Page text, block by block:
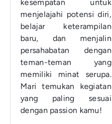
kesempatan untuk
menjelajahi potensi diri,
belajar keterampilan
baru, dan menjalin
persahabatan dengan
teman-teman yang
memiliki minat serupa.
Mari temukan kegiatan
yang paling sesuai
dengan passion kamu!